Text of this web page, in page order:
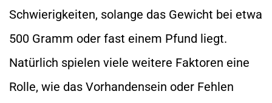
Schwierigkeiten, solange das Gewicht bei etwa
500 Gramm oder fast einem Pfund liegt.
Natürlich spielen viele weitere Faktoren eine
Rolle, wie das Vorhandensein oder Fehlen